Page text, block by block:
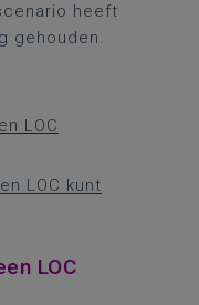
heeft
gehouden.
LOC
LOC kunt
LOC